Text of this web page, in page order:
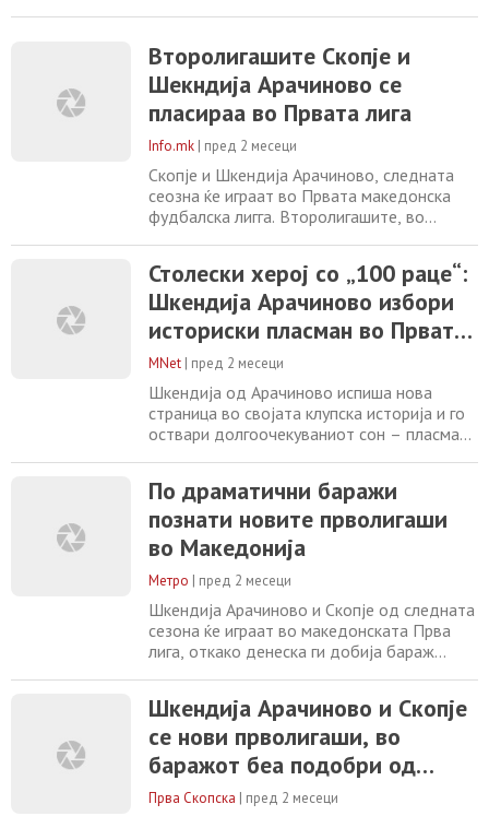
Второлигашите, во бараже мечевите беа
поуспешни од прволигашите, Брера и
Пелистер. Скопје и Брера, својот
натпревар го одиграа во Битола. Дуелот
Второлигашите Скопје и
Шекндија Арачиново се
пласираа во Првата лига
Info.mk | пред 2 месеци
Скопје и Шкендија Арачиново, следната
сеозна ќе играат во Првата македонска
фудбалска лигга. Второлигашите, во
прволигашите, Брера и Пелистер. Скопје и
Брера, својот натпревар го одиграа во
Битола. Дуелот беше решен во 88-та
минута со голот на Трајчески. Претходно,
во 86-та минута, Ангелов не реализираше
пенал за Скопје
Столески херој со „100 раце“:
Шкендија Арачиново избори
историски пласман во Првата
лига
MNet | пред 2 месеци
Шкендија од Арачиново испиша нова
страница во својата клупска историја и го
оствари долгоочекуваниот сон – пласман
скоро половина век избори пласман во
,,елитата”. Во незаборавна драма во
Кавадарци, арачиновскиот тим го совлада
Пелистер по изведувањето на пенали и
обезбеди место
По драматични баражи
познати новите прволигаши
во Македонија
Метро | пред 2 месеци
Шкендија Арачиново и Скопје од следната
сезона ќе играат во македонската Прва
лига, откако денеска ги добија бараж
во Кавадарци, каде што Шкендија
Арачиново по подобро изведување на
пенали го елиминира Пелистер и испиша
историски успех со прв пласман во
највисокиот ранг на македонскиот
Шкендија Арачиново и Скопје
се нови прволигаши, во
баражот беа подобри од
Пелистер односно Брера
Прва Скопска | пред 2 месеци